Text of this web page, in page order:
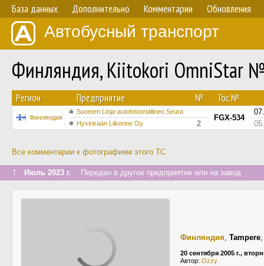
База данных Дополнительно Комментарии Обновления
Автобусный транспорт
Финляндия, Kiitokori OmniStar
Регион Предприятие № Гос.№
Финляндия
Suomen Linja-autohistoriallinen Seura
FGX-534
Hyvinkään Liikenne Oy 2
Все комментарии к фотографиям этого ТС
↑ Июль 2023 г. Передан в другое предприятие или на завод
Финляндия, Tampere
20 сентября 2005 г.,
Автор: Ozzy